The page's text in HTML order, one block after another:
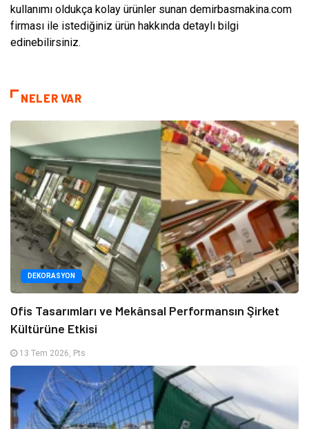
kullanımı oldukça kolay ürünler sunan demirbasmakina.com
firması ile istediğiniz ürün hakkında detaylı bilgi
edinebilirsiniz.
NELER VAR
DEKORASYON
Ofis Tasarımları ve Mekânsal Performansın Şirket
Kültürüne Etkisi
13 Tem 2026, Pts